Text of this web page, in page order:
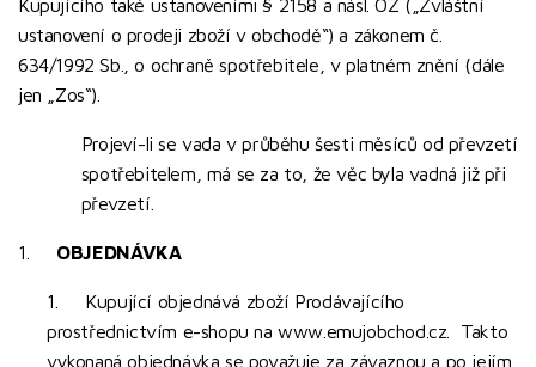
Kupujícího také ustanoveními § 2158 a násl. OZ („Zvláštní
ustanovení o prodeji zboží v obchodě“) a zákonem č.
634/1992 Sb., o ochraně spotřebitele, v platném znění (dále
jen „Zos“).
Projeví-li se vada v průběhu šesti měsíců od převzetí
spotřebitelem, má se za to, že věc byla vadná již při
převzetí.
1. OBJEDNÁVKA
1. Kupující objednává zboží Prodávajícího
prostřednictvím e-shopu na www.emujobchod.cz. Takto
vykonaná objednávka se považuje za závaznou a po jejím